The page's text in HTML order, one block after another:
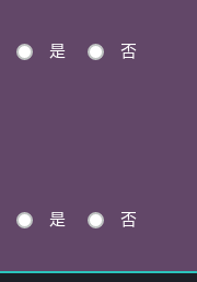
是 否
是 否